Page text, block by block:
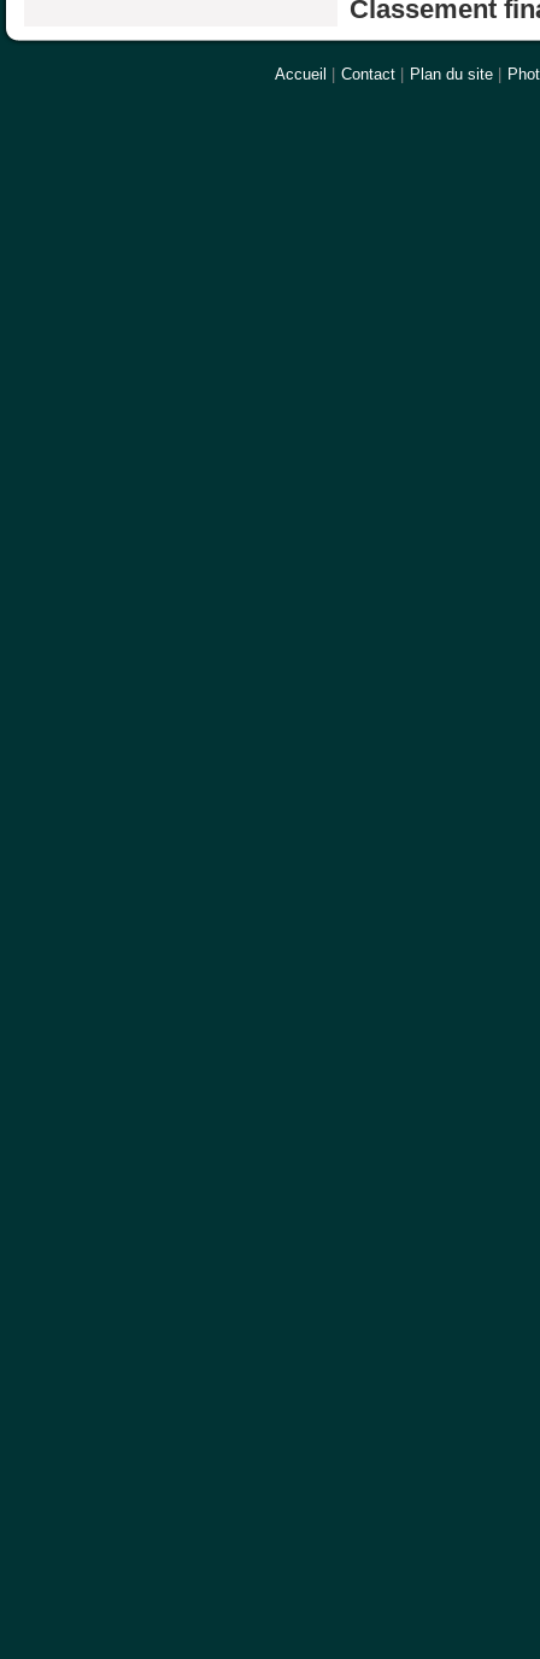
Classement
Accueil | Contact | Plan du site |